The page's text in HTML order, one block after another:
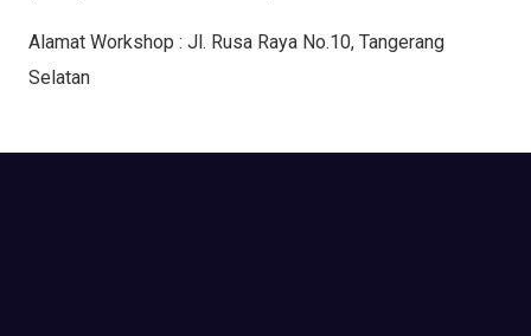
Alamat Workshop : Jl. Rusa Raya No.10, Tangerang
Selatan